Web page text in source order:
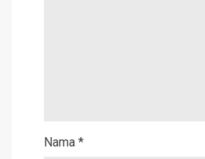
Nama *